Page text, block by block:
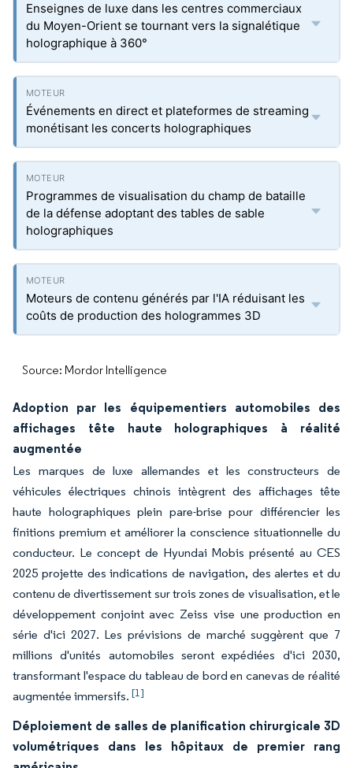
Enseignes de luxe dans les centres commerciaux
du Moyen-Orient se tournant vers la signalétique
holographique à 360°
Événements en direct et plateformes de streaming
monétisant les concerts holographiques
Programmes de visualisation du champ de bataille
de la défense adoptant des tables de sable
holographiques
Moteurs de contenu générés par l'IA réduisant les
coûts de production des hologrammes 3D
Source: Mordor Intelligence
Adoption par les équipementiers automobiles des
affichages tête haute holographiques à réalité
augmentée
Les marques de luxe allemandes et les constructeurs de
véhicules électriques chinois intègrent des affichages tête
haute holographiques plein pare-brise pour différencier les
finitions premium et améliorer la conscience situationnelle du
conducteur. Le concept de Hyundai Mobis présenté au CES
2025 projette des indications de navigation, des alertes et du
contenu de divertissement sur trois zones de visualisation, et le
développement conjoint avec Zeiss vise une production en
série d'ici 2027. Les prévisions de marché suggèrent que 7
millions d'unités automobiles seront expédiées d'ici 2030,
transformant l'espace du tableau de bord en canevas de réalité
augmentée immersifs. [1]
Déploiement de salles de planification chirurgicale 3D
volumétriques dans les hôpitaux de premier rang